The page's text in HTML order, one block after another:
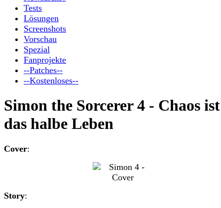
Tests
Lösungen
Screenshots
Vorschau
Spezial
Fanprojekte
--Patches--
--Kostenloses--
Simon the Sorcerer 4 - Chaos ist
das halbe Leben
Cover:
Story: